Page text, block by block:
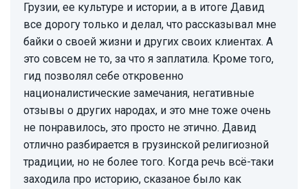
Грузии, ее культуре и истории, а в итоге Давид
все дорогу только и делал, что рассказывал мне
байки о своей жизни и других своих клиентах. А
это совсем не то, за что я заплатила. Кроме того,
гид позволял себе откровенно
националистические замечания, негативные
отзывы о других народах, и это мне тоже очень
не понравилось, это просто не этично. Давид
отлично разбирается в грузинской религиозной
традиции, но не более того. Когда речь всё-таки
заходила про историю, сказаное было как